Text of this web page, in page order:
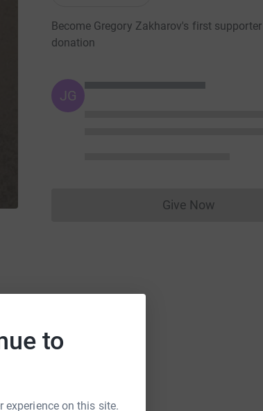
to
experience on this site.
Become Gregory Zakharov's first
donation
JG
Give NowDonations